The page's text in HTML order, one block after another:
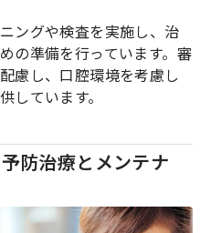
ングや検査を実施し、治
の準備を行っています。審
慮し、口腔環境を考慮し
しています。
防治療とメンテナ